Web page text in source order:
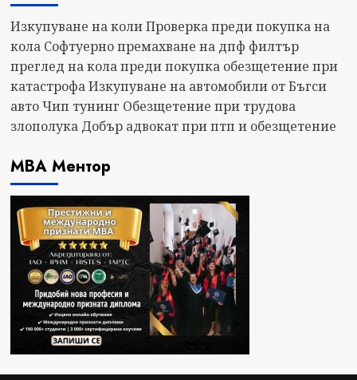
Изкупуване на коли Проверка преди покупка на
кола Софтуерно премахване на дпф филтър
преглед на кола преди покупка обезщетение при
катастрофа Изкупуване на автомобили от Бъгси
авто Чип тунинг Обезщетение при трудова
злополука Добър адвокат при птп и обезщетение
МВА Ментор